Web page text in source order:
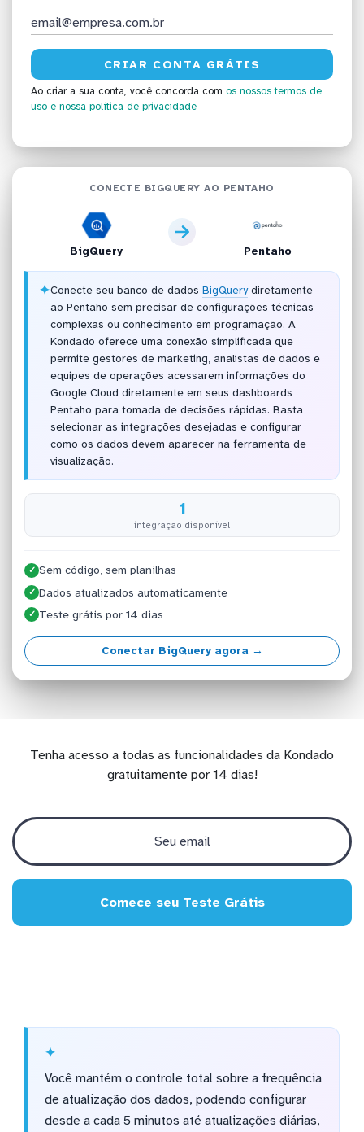
Ao criar a sua conta, você concorda com os nossos termos de
uso e nossa política de privacidade
CONECTE BIGQUERY AO PENTAHO
BigQuery Pentaho
✦Conecte seu banco de dados BigQuerydiretamente
ao Pentaho sem precisar de configurações técnicas
complexas ou conhecimento em programação. A
Kondado oferece uma conexão simplificada que
permite gestores de marketing, analistas de dados e
equipes de operações acessarem informações do
Google Cloud diretamente em seus dashboards
Pentaho para tomada de decisões rápidas. Basta
selecionar as integrações desejadas e configurar
como os dados devem aparecer na ferramenta de
visualização.
1
integração disponível
✓ Sem código, sem planilhas
✓ Dados atualizados automaticamente
✓ Teste grátis por 14 dias
Conectar BigQuery agora →
Tenha acesso a todas as funcionalidades da Kondado
gratuitamente por 14 dias!
Comece seu Teste Grátis
Você mantém o controle total sobre a frequência
de atualização dos dados, podendo configurar
desde a cada 5 minutos até atualizações diárias,